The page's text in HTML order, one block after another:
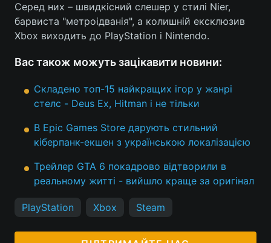
Серед них – швидкісний слешер у стилі Nier,
барвиста "метроідванія", а колишній ексклюзив
Xbox виходить до PlayStation і Nintendo.
Вас також можуть зацікавити новини:
Складено топ-15 найкращих ігор у жанрі
стелс - Deus Ex, Hitman і не тільки
В Epic Games Store дарують стильний
кіберпанк-екшен з українською локалізацією
Трейлер GTA 6 покадрово відтворили в
реальному житті - вийшло краще за оригінал
PlayStation Xbox Steam